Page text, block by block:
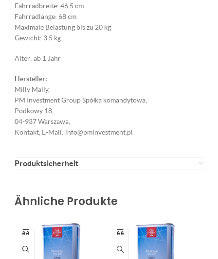
Fahrradbreite: 46,5 cm
Fahrradlänge: 68 cm
Maximale Belastung bis zu 20 kg
Gewicht: 3,5 kg
Alter: ab 1 Jahr
Hersteller:
Milly Mally,
PM Investment Group Spółka komandytowa,
Podkowy 18,
04-937 Warszawa,
Kontakt, E-Mail: info@pminvestment.pl
Produktsicherheit
Ähnliche Produkte